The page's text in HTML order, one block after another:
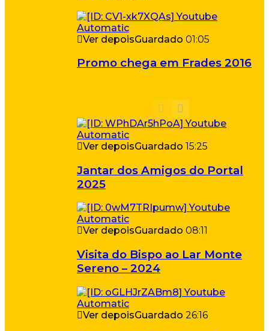
Ver depoisGuardado 01:05
Promo chega em Frades 2016
Ver depoisGuardado 15:25
Jantar dos Amigos do Portal
2025
Ver depoisGuardado 08:11
Visita do Bispo ao Lar Monte
Sereno – 2024
Ver depoisGuardado 26:16